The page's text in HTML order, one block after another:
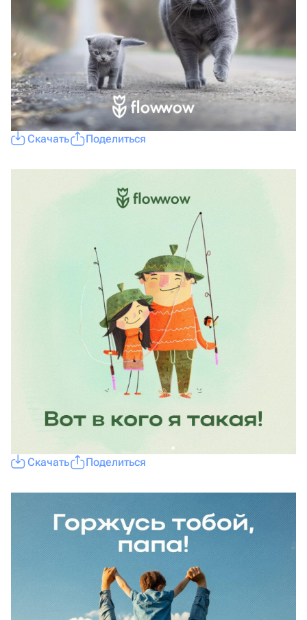
Скачать Поделиться
Скачать Поделиться